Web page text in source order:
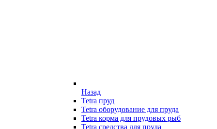
Назад
Tetra пруд
Tetra оборудование для пруда
Tetra корма для прудовых рыб
Tetra средства для пруда